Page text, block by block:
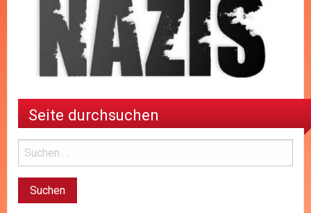
Seite durchsuchen